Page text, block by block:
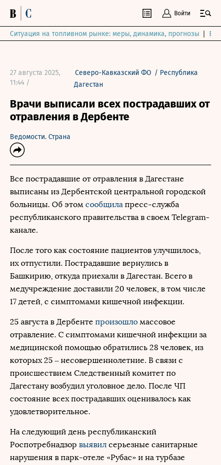
Войти
Ситуация на топливном рынке: меры, динамика, прогнозы
27 августа 2025,
11:44 /
Северо-Кавказский ФО / Республика
Дагестан
Врачи выписали всех пострадавших от
отравления в Дербенте
Ведомости. Страна
Все пострадавшие от отравления в Дагестане
выписаны из Дербентской центральной городской
больницы. Об этом сообщила пресс-служба
республиканского правительства в своем Telegram-
канале.
После того как состояние пациентов улучшилось,
их отпустили. Пострадавшие вернулись в
Башкирию, откуда приехали в Дагестан. Всего в
медучреждение доставили 20 человек, в том числе
17 детей, с симптомами кишечной инфекции.
25 августа в Дербенте произошло массовое
отравление. С симптомами кишечной инфекции за
медицинской помощью обратились 28 человек, из
которых 25 – несовершеннолетние. В связи с
происшествием Следственный комитет по
Дагестану возбудил уголовное дело. После ЧП
состояние всех пострадавших оценивалось как
удовлетворительное.
На следующий день республиканский
Роспотребнадзор выявил серьезные санитарные
нарушения в парк-отеле «Рубас» и на турбазе